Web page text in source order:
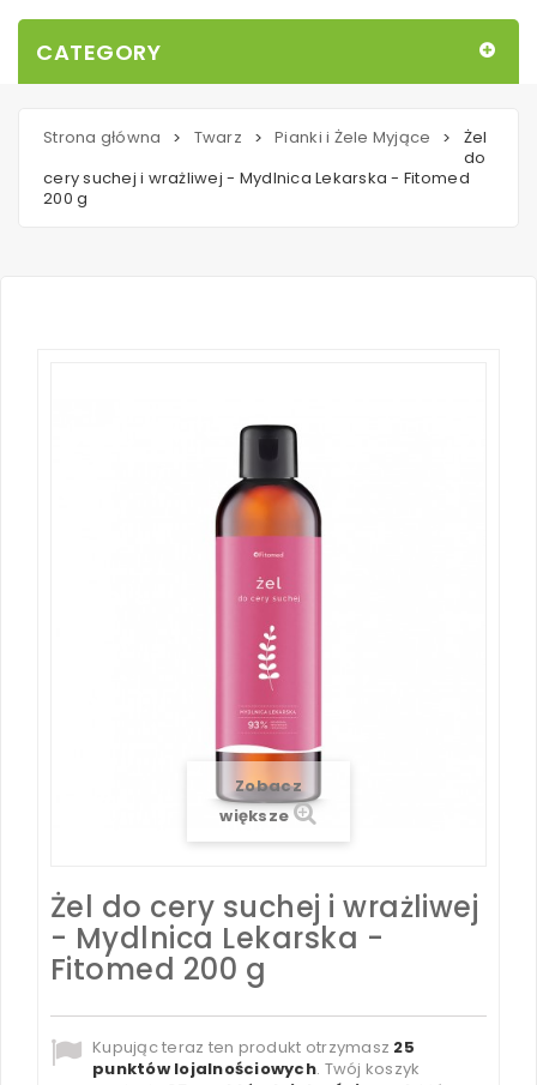
CATEGORY
Strona główna > Twarz > Pianki i Żele Myjące >
Żel
do
cery suchej i wrażliwej - Mydlnica Lekarska - Fitomed
200 g
Zobacz
większe
Żel do cery suchej i wrażliwej
- Mydlnica Lekarska -
Fitomed 200 g
Kupując teraz ten produkt otrzymasz 25
punktów lojalnościowych. Twój koszyk